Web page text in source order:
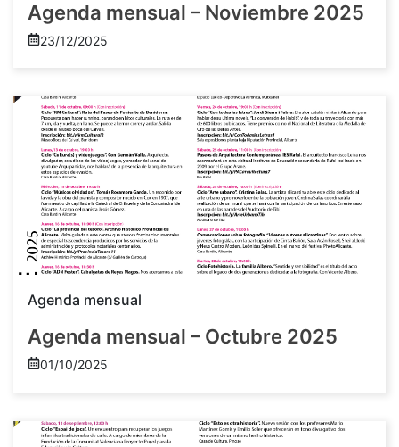
Agenda mensual – Noviembre 2025
23/12/2025
Agenda mensual
Agenda mensual – Octubre 2025
01/10/2025